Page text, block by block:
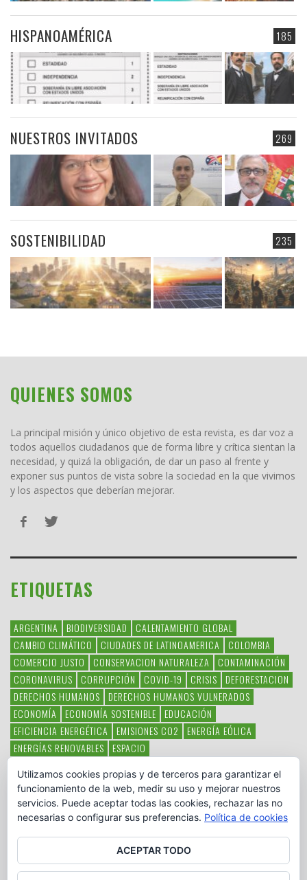
185
HISPANOAMÉRICA
269
NUESTROS INVITADOS
235
SOSTENIBILIDAD
QUIENES SOMOS
La principal misión y único objetivo de esta revista, es dar voz a
todos aquellos ciudadanos que de forma libre y crítica sientan la
necesidad, y quizá la obligación, de dar un paso al frente y
exponer sus puntos de vista sobre la sociedad en la que vivimos
y los aspectos que deberían mejorar.
ETIQUETAS
ARGENTINA BIODIVERSIDAD
CALENTAMIENTO GLOBAL
CAMBIO CLIMÁTICO
CIUDADES DE LATINOAMERICA
COLOMBIA
COMERCIO JUSTO
CONSERVACION NATURALEZA
CONTAMINACIÓN
CORONAVIRUS
CORRUPCIÓN COVID-19 CRISIS
DEFORESTACION
DERECHOS HUMANOS
DERECHOS HUMANOS VULNERADOS
ECONOMÍA
ECONOMÍA SOSTENIBLE
EDUCACIÓN
EFICIENCIA ENERGÉTICA
EMISIONES CO2
ENERGÍA EÓLICA
ENERGÍAS RENOVABLES
ESPACIO
HAMBRE LATINOAMÉRICA MEDIO AMBIENTE
MÉXICO
OBJETIVOS DEL MILENIO
ONGS PAZ POBREZA POESÍA
POLITICA
PUEBLOS INDÍGENAS RSC RSE
SOBERANÍA ALIMENTARIA
SOLIDARIDAD SOSTENIBILIDAD TECNOLOGÍA VERTIDO PETROLEO
Utilizamos cookies propias y de terceros para garantizar el
funcionamiento de la web, medir su uso y mejorar nuestros
servicios. Puede aceptar todas las cookies, rechazar las no
necesarias o configurar sus preferencias. Política de cookies
ACEPTAR TODO